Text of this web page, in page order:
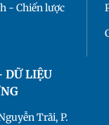
- Chiến lược
DỮ LIỆU
Trãi, P.